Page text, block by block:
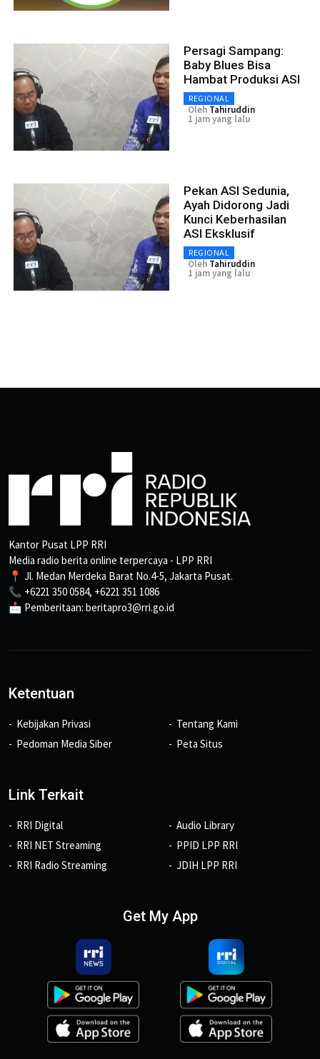
Persagi Sampang:
Baby Blues Bisa
Hambat Produksi ASI
REGIONAL
Oleh Tahiruddin
1 jam yang lalu
Pekan ASI Sedunia,
Ayah Didorong Jadi
Kunci Keberhasilan
ASI Eksklusif
REGIONAL
Oleh Tahiruddin
1 jam yang lalu
Kantor Pusat LPP RRI
Media radio berita online terpercaya - LPP RRI
📍 Jl. Medan Merdeka Barat No.4-5, Jakarta Pusat.
📞 +6221 350 0584, +6221 351 1086
📩 Pemberitaan: beritapro3@rri.go.id
Ketentuan
Kebijakan Privasi
Pedoman Media Siber
Tentang Kami
Peta Situs
Link Terkait
RRI Digital
RRI NET Streaming
RRI Radio Streaming
Audio Library
PPID LPP RRI
JDIH LPP RRI
Get My App